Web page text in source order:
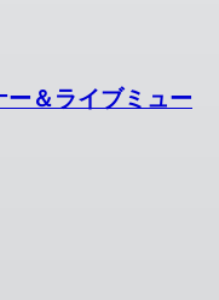
＆ライブミュー